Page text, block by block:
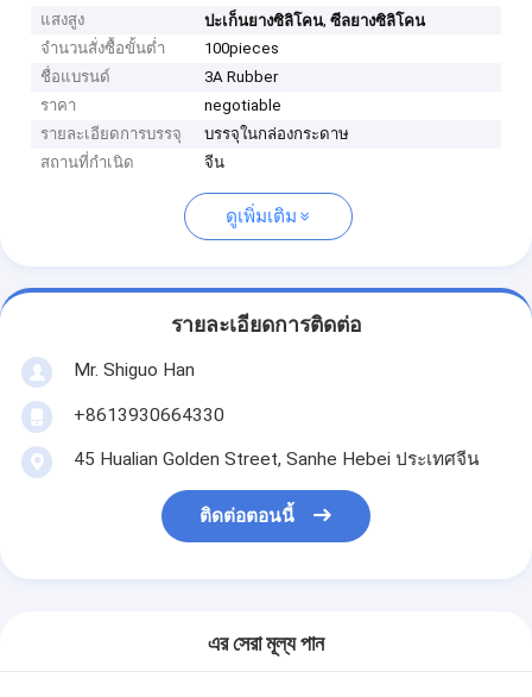
แสงสูง ปะเก็นยางซิลิโคน,ซีลยางซิลิโคน
จำนวนสั่งซื้อขั้นต่ำ
100pieces
ชื่อแบรนด์
3A Rubber
ราคา
negotiable
รายละเอียดการบรรจุ
บรรจุในกล่องกระดาษ
สถานที่กำเนิด
จีน
ดูเพิ่มเติม
รายละเอียดการติดต่อ
Mr. Shiguo Han
+8613930664330
45 Hualian Golden Street, Sanhe Hebei ประเทศจีน
ติดต่อตอนนี้
এর সেরা মূল্য পান